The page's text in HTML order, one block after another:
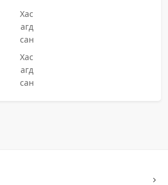
Хас
агд
сан
Хас
агд
сан